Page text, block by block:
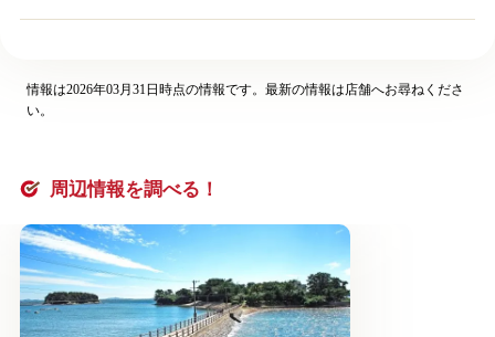
情報は2026年03月31日時点の情報です。最新の情報は店舗へお尋ねくださ
い。
周辺情報を調べる！